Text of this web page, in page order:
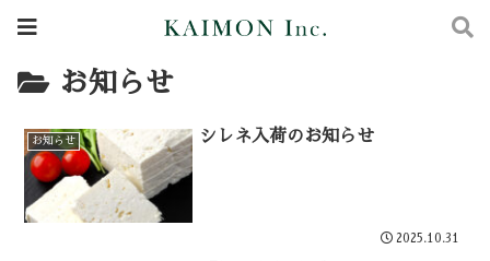
お知らせ
お知らせ シレネ入荷のお知らせ
2025.10.31